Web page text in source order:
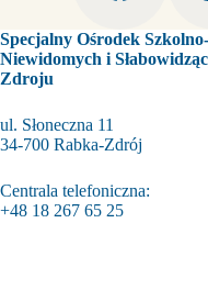
Specjalny Ośrodek
Niewidomych i
Zdroju
ul. Słoneczna 11
34-700 Rabka-Zdrój
Centrala telefoniczna:
+48 18 267 65 25